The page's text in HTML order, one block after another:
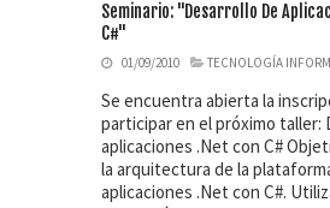
Seminario: "Desarrollo De
C#"
01/09/2010 TECNOLOGÍA
Se encuentra abierta la
participar en el próximo taller:
aplicaciones .Net con C#
la arquitectura de la
aplicaciones .Net con C#.